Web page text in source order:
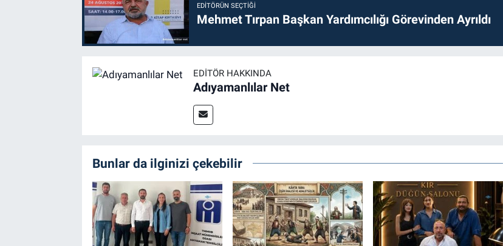
EDITÖRÜN SEÇTIĞI
Mehmet Tırpan Başkan Yardımcılığı Görevinden Ayrıldı
EDITÖR HAKKINDA
Adıyamanlılar Net
Bunlar da ilginizi çekebilir